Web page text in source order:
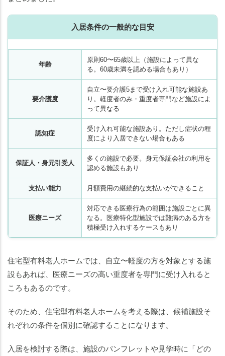
入居条件の一般的な目安
年齢
原則60〜65歳以上（施設によって異な
る。60歳未満を認める場合もあり）
要介護度
自立〜要介護5まで受け入れ可能な施設あ
り。軽度者のみ・重度者専門など施設によ
って異なる
認知症
受け入れ可能な施設あり。ただし症状の程
度により入居できない場合もある
保証人・身元引受人
多くの施設で必要。身元保証会社の利用を
認める施設もあり
支払い能力 月額費用の継続的な支払いができること
医療ニーズ
対応できる医療行為の範囲は施設ごとに異
なる。医療特化型施設では難病のある方を
積極受け入れするケースもあり
住宅型有料老人ホームでは、自立〜軽度の方を対象とする施
設もあれば、医療ニーズの高い重度者を専門に受け入れると
ころもあるのです。
そのため、住宅型有料老人ホームを考える際は、候補施設そ
れぞれの条件を個別に確認することになります。
入居を検討する際は、施設のパンフレットや見学時に「どの